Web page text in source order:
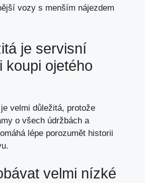
vozy s menším nájezdem
je servisní
koupi ojetého
velmi důležitá, protože
o všech údržbách a
lépe porozumět historii
velmi nízké